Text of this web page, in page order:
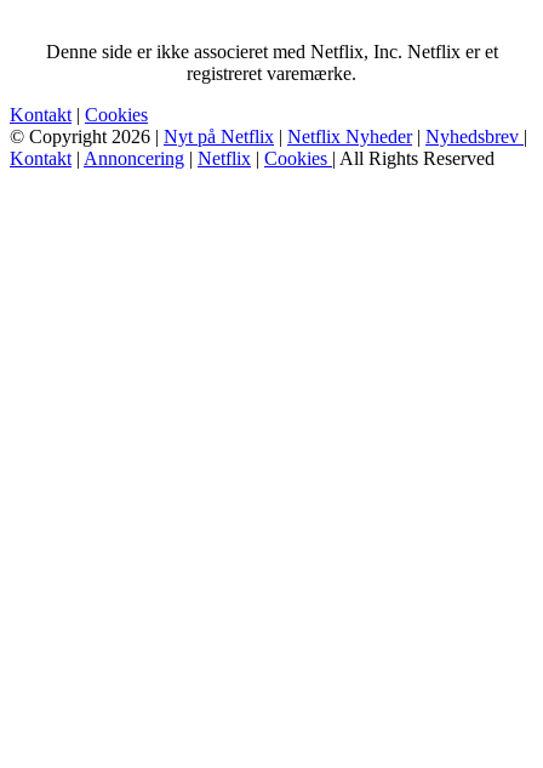
Denne side er ikke associeret med Netflix, Inc. Netflix er et
registreret varemærke.
Kontakt | Cookies
© Copyright 2026 | Nyt på Netflix | Netflix Nyheder| Nyhedsbrev |
Kontakt | Annoncering | Netflix | Cookies | All Rights Reserved